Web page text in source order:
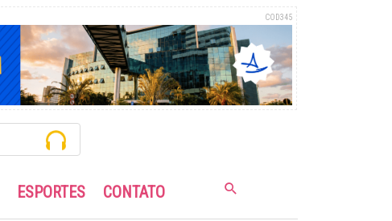
COD345
ESPORTES CONTATO